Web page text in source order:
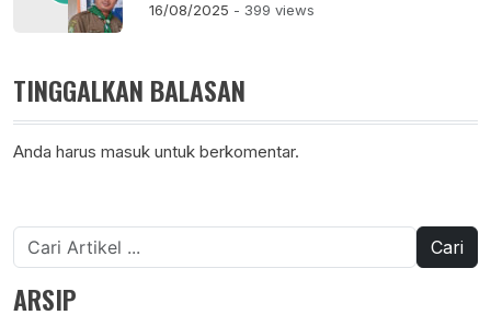
16/08/2025 - 399 views
TINGGALKAN BALASAN
Anda harus masuk untuk berkomentar.
Cari
untuk:
ARSIP